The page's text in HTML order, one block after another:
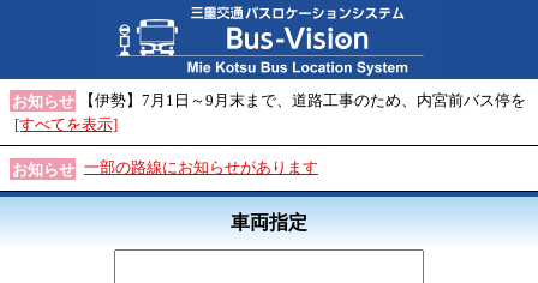
お知らせ
【伊勢】7月1日～9月末まで、道路工事のため、内宮前バス停を
[すべてを表示]
お知らせ 一部の路線にお知らせがあります
車両指定